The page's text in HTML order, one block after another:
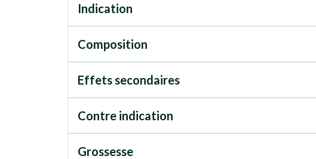
Indication
Composition
Effets secondaires
Contre indication
Grossesse